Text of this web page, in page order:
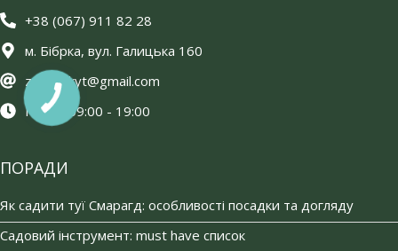
+38 (067) 911 82 28
м. Бібрка, вул. Галицька 160
zelenujkyt@gmail.com
Пн-Сб 09:00 - 19:00
ПОРАДИ
Як садити туї Смарагд: особливості посадки та догляду
Садовий інструмент: must have список